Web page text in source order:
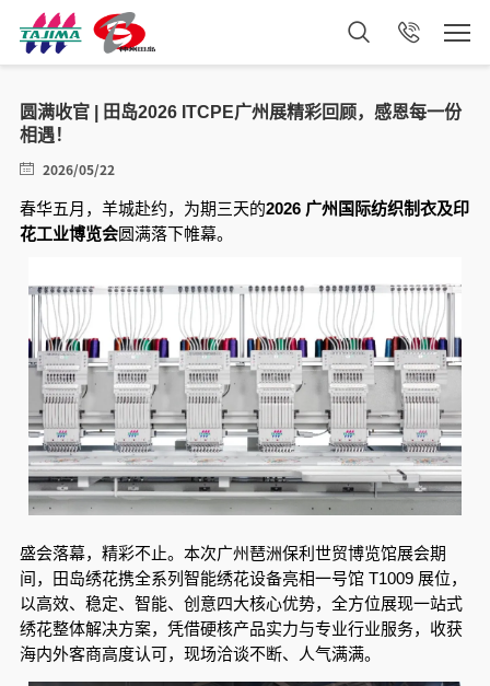
圆满收官 | 田岛2026 ITCPE广州展精彩回顾，感恩每一份
相遇！
2026/05/22
春华五月，羊城赴约，为期三天的2026 广州国际纺织制衣及印
花工业博览会圆满落下帷幕。
盛会落幕，精彩不止。本次广州琶洲保利世贸博览馆展会期
间，田岛绣花携全系列智能绣花设备亮相一号馆 T1009 展位，
以高效、稳定、智能、创意四大核心优势，全方位展现一站式
绣花整体解决方案，凭借硬核产品实力与专业行业服务，收获
海内外客商高度认可，现场洽谈不断、人气满满。